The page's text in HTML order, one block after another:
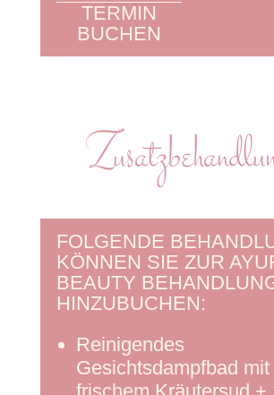
TERMIN
BUCHEN
FOLGENDE
KÖNNEN SIE ZUR
BEAUTY
HINZUBUCHEN:
Reinigendes
Gesichtsdampfbad mit